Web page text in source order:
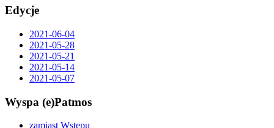
Edycje
2021-06-04
2021-05-28
2021-05-21
2021-05-14
2021-05-07
Wyspa (e)Patmos
zamiast Wstępu